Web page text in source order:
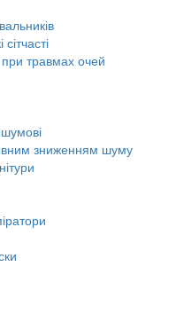
травмах очей
зниженням шуму